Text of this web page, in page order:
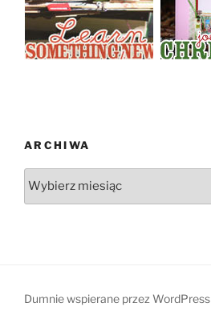
ARCHIWA
Dumnie wspierane przez WordPress